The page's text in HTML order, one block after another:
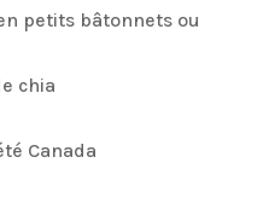
petits bâtonnets ou
chia
Canada